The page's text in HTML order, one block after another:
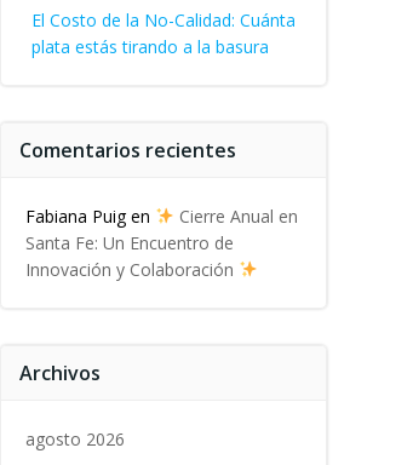
El Costo de la No-Calidad: Cuánta
plata estás tirando a la basura
Comentarios recientes
Fabiana Puigen
Cierre Anual en
Santa Fe: Un Encuentro de
Innovación y Colaboración
Archivos
agosto 2026